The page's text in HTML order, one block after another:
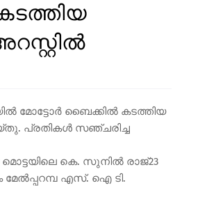
മോട്ടോർ ബൈക്കിൽ കടത്തിയ
പ്രതികൾ സഞ്ചരിച്ച
കെ. സുനിൽ രാജ്23
മേൽപ്പറമ്പ എസ്. ഐ ടി.